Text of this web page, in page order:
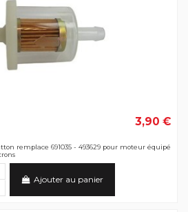
3,90 €
remplace 691035 - 493629 pour moteur équipé
Ajouter au panier